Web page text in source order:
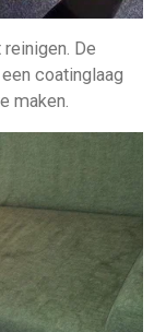
De
coatinglaag
maken.